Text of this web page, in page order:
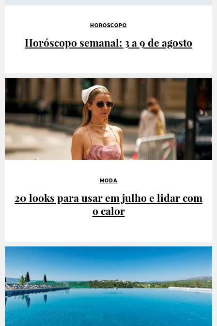
HORÓSCOPO
Horóscopo semanal: 3 a 9 de agosto
MODA
20 looks para usar em julho e lidar com
o calor